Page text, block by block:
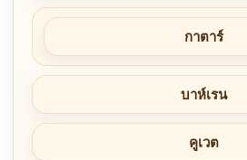
กาตาร์
บาห์เรน
คูเวต